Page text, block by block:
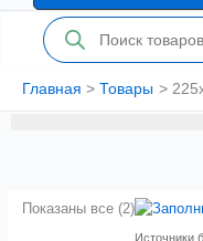
Поиск
товаров
Главная Товары
Показаны все (2)
Источники